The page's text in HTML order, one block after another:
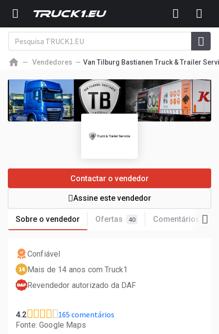
Vendedores Van Tilburg Bastianen Truck & Trailer
Sobre o vendedor Ofertas 40 Comentários
Contactar o vendedor
Assine este vendedor
Confiável
14 Mais de 14 anos com Truck1
Revendedor autorizado da DAF
4.2 165 comentários
Fonte: Google Maps